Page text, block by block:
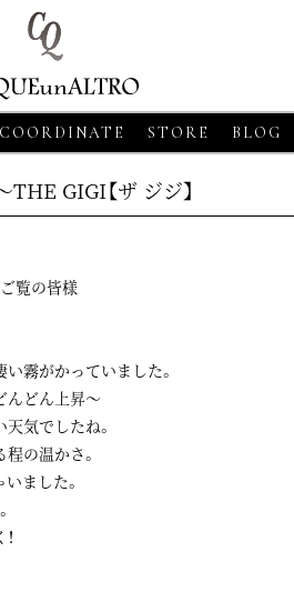
COORDINATE STORE BLOG
GIGI【ザ ジジ】
覧の皆様
霧がかっていました。
んどん上昇～
気でしたね。
の温かさ。
ました。
18 CLOSE-UP
【モルガーノ】スキ
トポロ ホワイト